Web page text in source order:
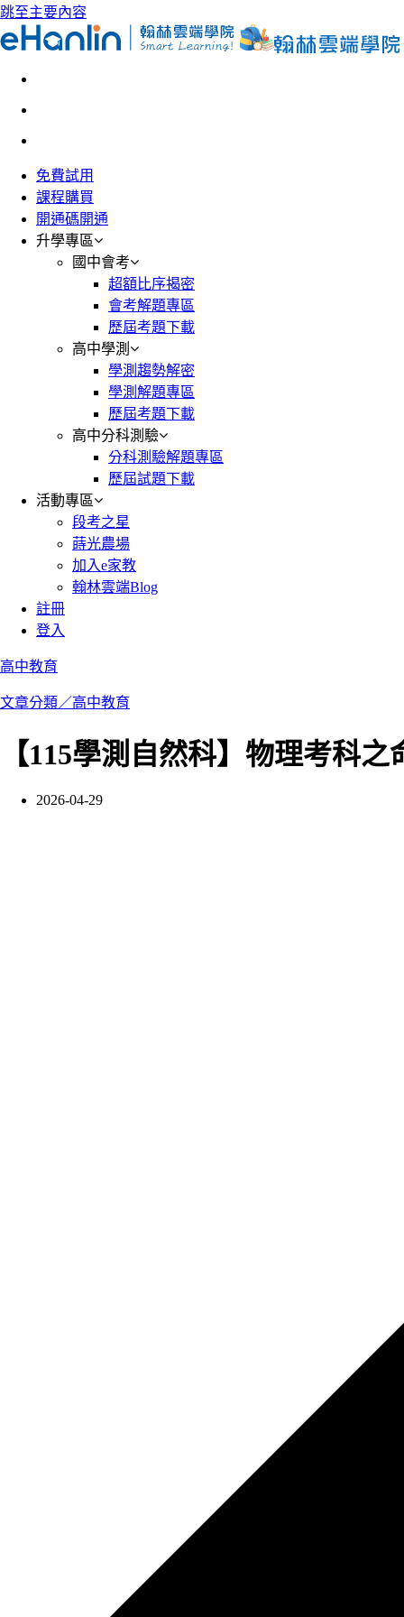
跳至主要內容
免費試用
課程購買
開通碼開通
升學專區
國中會考
超額比序揭密
會考解題專區
歷屆考題下載
高中學測
學測趨勢解密
學測解題專區
歷屆考題下載
高中分科測驗
分科測驗解題專區
歷屆試題下載
活動專區
段考之星
蒔光農場
加入e家教
翰林雲端Blog
註冊
登入
高中教育
文章分類／高中教育
【115學測自然科】物理考科
2026-04-29